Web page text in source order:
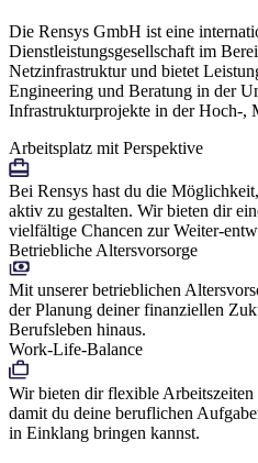
Die Rensys GmbH ist eine
Dienstleistungsgesellschaft im
Netzinfrastruktur und bietet
Engineering und Beratung in der
Infrastrukturprojekte in der Hoch-,
Arbeitsplatz mit Perspektive
Bei Rensys hast du die
aktiv zu gestalten. Wir bieten dir
vielfältige Chancen zur Weiter-
Betriebliche Altersvorsorge
Mit unserer betrieblichen
der Planung deiner finanziellen
Berufsleben hinaus.
Work-Life-Balance
Wir bieten dir flexible
damit du deine beruflichen
in Einklang bringen kannst.